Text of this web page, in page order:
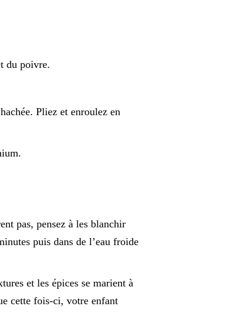
du poivre.
Pliez et enroulez en
pas, pensez à les blanchir
puis dans de l’eau froide
et les épices se marient à
cette fois-ci, votre enfant